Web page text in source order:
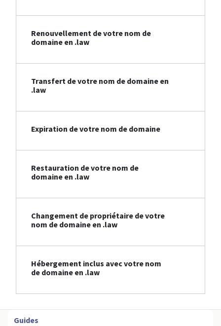
Renouvellement de votre nom de
domaine en .law
Transfert de votre nom de domaine en
.law
Expiration de votre nom de domaine
Restauration de votre nom de
domaine en .law
Changement de propriétaire de votre
nom de domaine en .law
Hébergement inclus avec votre nom
de domaine en .law
Guides